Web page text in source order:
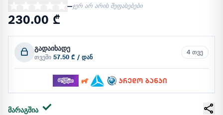
—ჯერ არ არის შეფასებები
230.00 ₾
გადაიხადე
თვეში 57.50 ₾ / დან
4 თვე
მარაგშია